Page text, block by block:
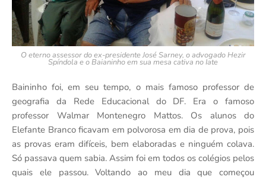
O eterno assessor do ex-presidente José Sarney, o advogado Hezir
Spíndola e o Baianinho em sua mesa cativa no Iate
Baininho foi, em seu tempo, o mais famoso professor de
geografia da Rede Educacional do DF. Era o famoso
professor Walmar Montenegro Mattos. Os alunos do
Elefante Branco ficavam em polvorosa em dia de prova, pois
as provas eram difíceis, bem elaboradas e ninguém colava.
Só passava quem sabia. Assim foi em todos os colégios pelos
quais ele passou. Voltando ao meu dia que começou